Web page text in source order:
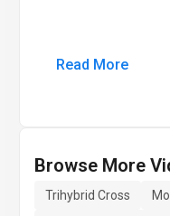
Read More
Browse More
Trihybrid Cross